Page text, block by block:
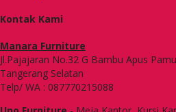
Kontak Kami
Manara Furniture
Jl.Pajajaran No.32 G Bambu Apus
Tangerang Selatan
Telp/ WA : 087770215088